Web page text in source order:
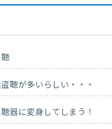
聴が多いらしい・・・
器に変身してしまう！